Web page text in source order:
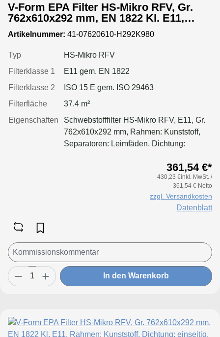
V-Form EPA Filter HS-Mikro RFV, Gr.
762x610x292 mm, EN 1822 Kl. E11,
Rahmen: Kunststoff, Dichtung:
einseitig, geschäumt
Artikelnummer: 41-07620610-H292K980
Typ
HS-Mikro RFV
Filterklasse 1
E11 gem. EN 1822
Filterklasse 2
ISO 15 E gem. ISO 29463
Filterfläche
37.4 m²
Eigenschaften
Schwebstofffilter HS-Mikro RFV, E11, Gr.
762x610x292 mm, Rahmen: Kunststoff,
Separatoren: Leimfäden, Dichtung:
361,54 €*
430,23 €inkl. MwSt. /
361,54 € Netto
zzgl. Versandkosten
Datenblatt
In den Warenkorb